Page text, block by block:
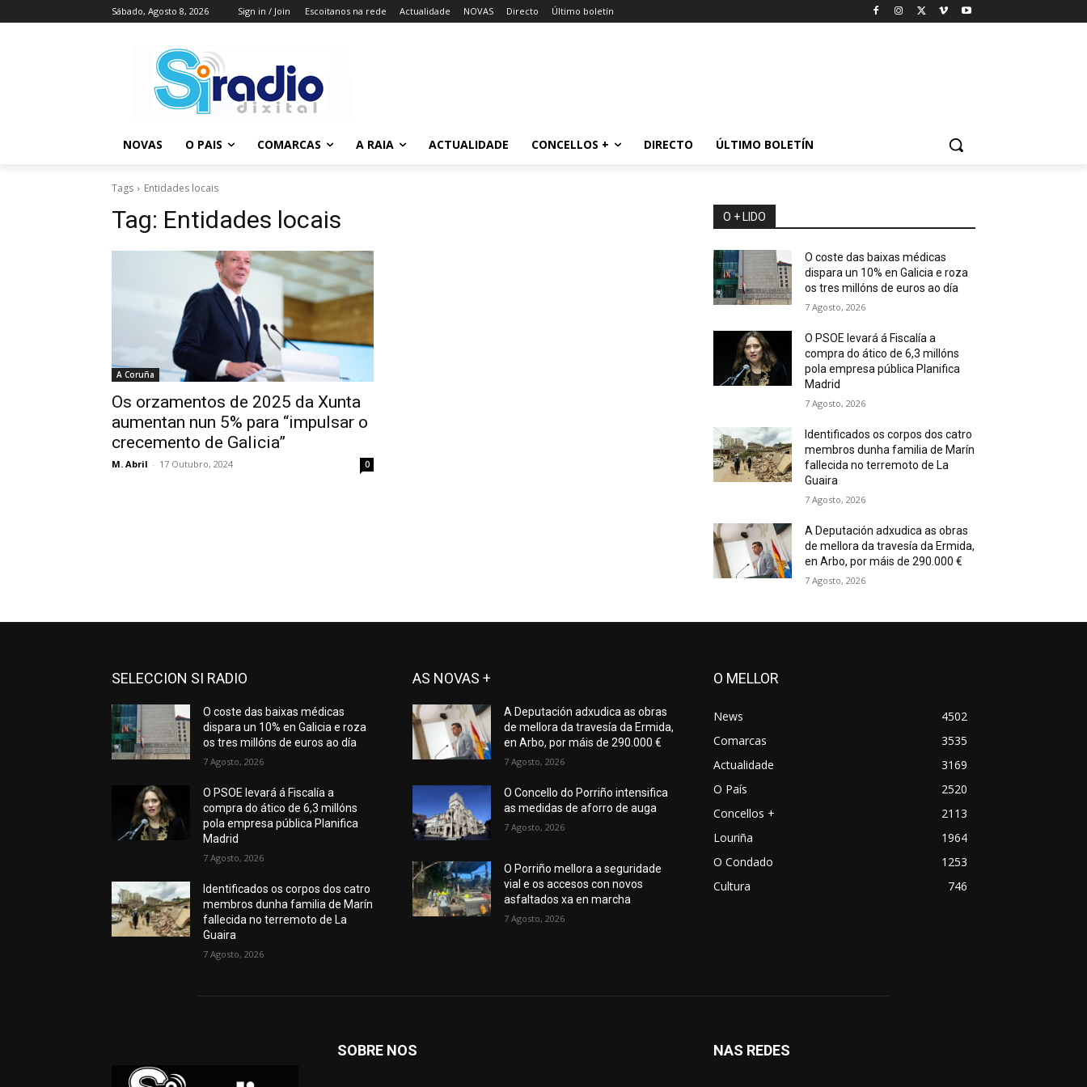
Sábado, Agosto 8, 2026 Sign in / Join Escoitanos na rede Actualidade NOVAS Directo Último boletín
NOVAS O PAIS COMARCAS A RAIA ACTUALIDADE CONCELLOS + DIRECTO ÚLTIMO BOLETÍN
Tags Entidades locais
Tag: Entidades locais
A Coruña
Os orzamentos de 2025 da Xunta
aumentan nun 5% para “impulsar o
crecemento de Galicia”
M. Abril - 17 Outubro, 2024 0
O + LIDO
O coste das baixas médicas
dispara un 10% en Galicia e roza
os tres millóns de euros ao día
7 Agosto, 2026
O PSOE levará á Fiscalía a
compra do ático de 6,3 millóns
pola empresa pública Planifica
Madrid
7 Agosto, 2026
Identificados os corpos dos catro
membros dunha familia de Marín
fallecida no terremoto de La
Guaira
7 Agosto, 2026
A Deputación adxudica as obras
de mellora da travesía da Ermida,
en Arbo, por máis de 290.000 €
7 Agosto, 2026
SELECCION SI RADIO
O coste das baixas médicas
dispara un 10% en Galicia e roza
os tres millóns de euros ao día
7 Agosto, 2026
O PSOE levará á Fiscalía a
compra do ático de 6,3 millóns
pola empresa pública Planifica
Madrid
7 Agosto, 2026
Identificados os corpos dos catro
membros dunha familia de Marín
fallecida no terremoto de La
Guaira
7 Agosto, 2026
AS NOVAS +
A Deputación adxudica as obras
de mellora da travesía da Ermida,
en Arbo, por máis de 290.000 €
7 Agosto, 2026
O Concello do Porriño intensifica
as medidas de aforro de auga
7 Agosto, 2026
O Porriño mellora a seguridade
vial e os accesos con novos
asfaltados xa en marcha
7 Agosto, 2026
O MELLOR
News
4502
Comarcas
3535
Actualidade
3169
O País
2520
Concellos +
2113
Louriña
1964
O Condado
1253
Cultura
746
SOBRE NOS NAS REDES